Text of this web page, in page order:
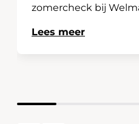
zomercheck bij
Lees meer